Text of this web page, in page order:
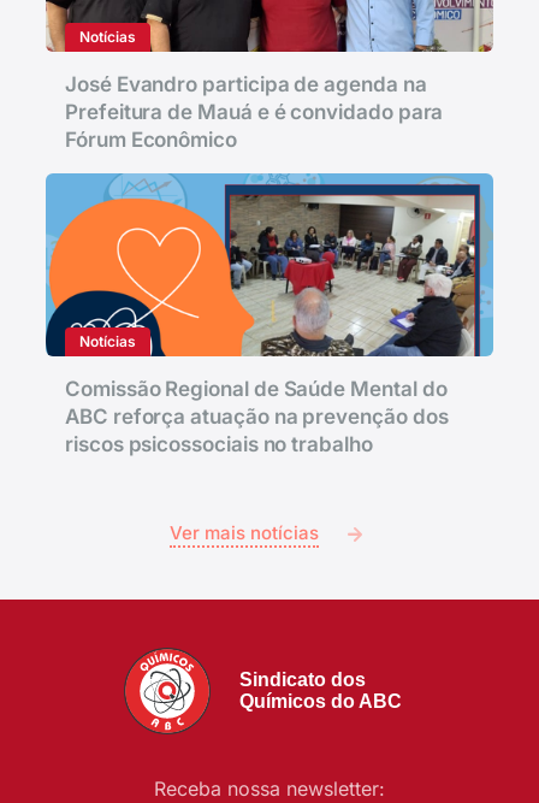
Notícias
José Evandro participa de agenda na
Prefeitura de Mauá e é convidado para
Fórum Econômico
Notícias
Comissão Regional de Saúde Mental do
ABC reforça atuação na prevenção dos
riscos psicossociais no trabalho
Ver mais notícias
Sindicato dos
Químicos do ABC
Receba nossa newsletter: